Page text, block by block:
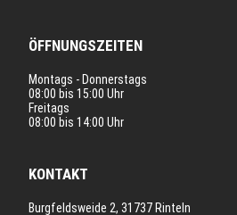
ÖFFNUNGSZEITEN
Montags - Donnerstags
08:00 bis 15:00 Uhr
Freitags
08:00 bis 14:00 Uhr
KONTAKT
Burgfeldsweide 2, 31737 Rinteln